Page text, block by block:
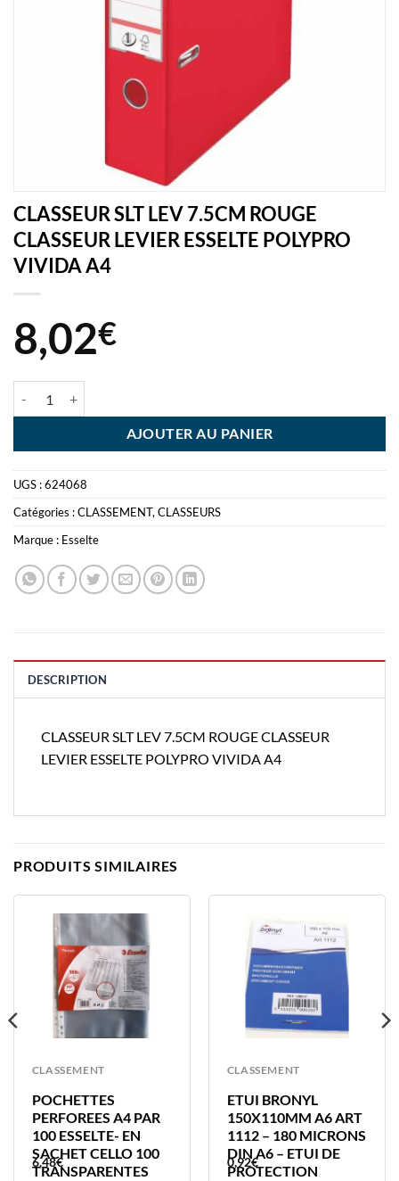
CLASSEUR SLT LEV 7.5CM ROUGE
CLASSEUR LEVIER ESSELTE POLYPRO
VIVIDA A4
8,02€
AJOUTER AU PANIER
UGS :624068
Catégories :CLASSEMENT, CLASSEURS
Marque : Esselte
DESCRIPTION
CLASSEUR SLT LEV 7.5CM ROUGE CLASSEUR
LEVIER ESSELTE POLYPRO VIVIDA A4
PRODUITS SIMILAIRES
CLASSEMENT
POCHETTES
PERFOREES A4 PAR
100 ESSELTE- EN
SACHET CELLO 100
TRANSPARENTES
6,48€
CLASSEMENT
ETUI BRONYL
150X110MM A6 ART
1112 – 180 MICRONS
DIN A6 – ETUI DE
PROTECTION
0,92€